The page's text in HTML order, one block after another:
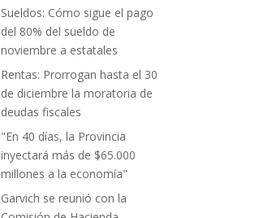
Sueldos: Cómo sigue el pago
del 80% del sueldo de
noviembre a estatales
Rentas: Prorrogan hasta el 30
de diciembre la moratoria de
deudas fiscales
"En 40 días, la Provincia
inyectará más de $65.000
millones a la economía"
Garvich se reunió con la